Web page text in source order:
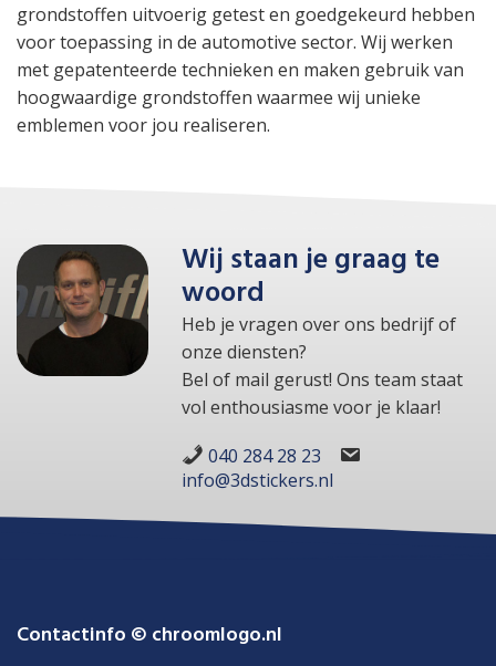
grondstoffen uitvoerig getest en goedgekeurd hebben
voor toepassing in de automotive sector. Wij werken
met gepatenteerde technieken en maken gebruik van
hoogwaardige grondstoffen waarmee wij unieke
emblemen voor jou realiseren.
Wij staan je graag te
woord
Heb je vragen over ons bedrijf of
onze diensten?
Bel of mail gerust! Ons team staat
vol enthousiasme voor je klaar!
040 284 28 23
info@3dstickers.nl
Contactinfo © chroomlogo.nl